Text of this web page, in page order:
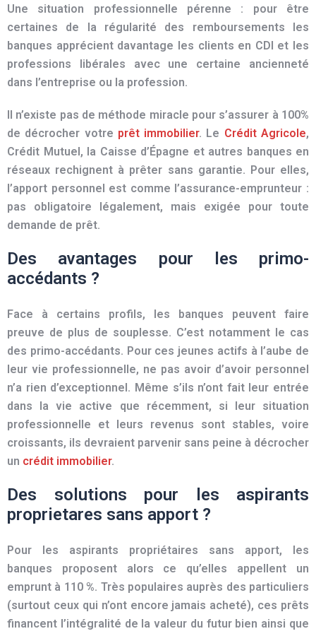
Une situation professionnelle pérenne : pour être
certaines de la régularité des remboursements les
banques apprécient davantage les clients en CDI et les
professions libérales avec une certaine ancienneté
dans l’entreprise ou la profession.
Il n’existe pas de méthode miracle pour s’assurer à 100%
de décrocher votre prêt immobilier. Le Crédit Agricole,
Crédit Mutuel, la Caisse d’Épagne et autres banques en
réseaux rechignent à prêter sans garantie. Pour elles,
l’apport personnel est comme l’assurance-emprunteur :
pas obligatoire légalement, mais exigée pour toute
demande de prêt.
Des avantages pour les primo-
accédants ?
Face à certains profils, les banques peuvent faire
preuve de plus de souplesse. C’est notamment le cas
des primo-accédants. Pour ces jeunes actifs à l’aube de
leur vie professionnelle, ne pas avoir d’avoir personnel
n’a rien d’exceptionnel. Même s’ils n’ont fait leur entrée
dans la vie active que récemment, si leur situation
professionnelle et leurs revenus sont stables, voire
croissants, ils devraient parvenir sans peine à décrocher
un crédit immobilier.
Des solutions pour les aspirants
proprietares sans apport ?
Pour les aspirants propriétaires sans apport, les
banques proposent alors ce qu’elles appellent un
emprunt à 110 %. Très populaires auprès des particuliers
(surtout ceux qui n’ont encore jamais acheté), ces prêts
financent l’intégralité de la valeur du futur bien ainsi que